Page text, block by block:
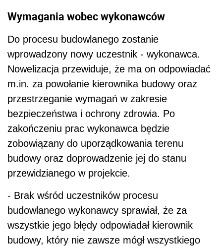
Wymagania wobec wykonawców
Do procesu budowlanego zostanie
wprowadzony nowy uczestnik - wykonawca.
Nowelizacja przewiduje, że ma on odpowiadać
m.in. za powołanie kierownika budowy oraz
przestrzeganie wymagań w zakresie
bezpieczeństwa i ochrony zdrowia. Po
zakończeniu prac wykonawca będzie
zobowiązany do uporządkowania terenu
budowy oraz doprowadzenie jej do stanu
przewidzianego w projekcie.
- Brak wśród uczestników procesu
budowlanego wykonawcy sprawiał, że za
wszystkie jego błędy odpowiadał kierownik
budowy, który nie zawsze mógł wszystkiego